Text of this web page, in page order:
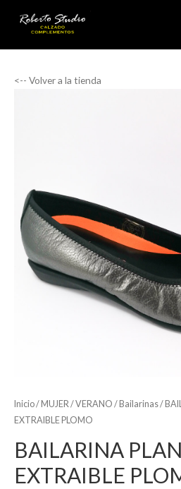
<-- Volver a la tienda
Inicio/ MUJER /VERANO / Bailarinas/
EXTRAIBLE PLOMO
BAILARINA
EXTRAIBLE